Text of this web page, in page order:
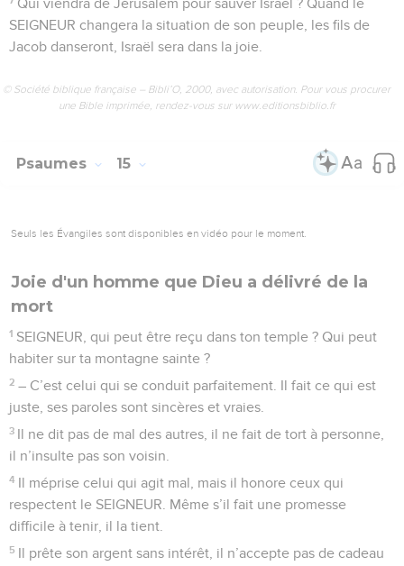
Qui viendra de Jérusalem pour sauver Israël ? Quand le
SEIGNEUR changera la situation de son peuple, les fils de
Jacob danseront, Israël sera dans la joie.
© Société biblique française – Bibli’O, 2000, avec autorisation. Pour vous procurer
une Bible imprimée, rendez-vous sur www.editionsbiblio.fr
Psaumes 15
Seuls les Évangiles sont disponibles en vidéo pour le moment.
Joie d'un homme que Dieu a délivré de la
mort
1 SEIGNEUR, qui peut être reçu dans ton temple ? Qui peut
habiter sur ta montagne sainte ?
2 – C’est celui qui se conduit parfaitement. Il fait ce qui est
juste, ses paroles sont sincères et vraies.
3 Il ne dit pas de mal des autres, il ne fait de tort à personne,
il n’insulte pas son voisin.
4 Il méprise celui qui agit mal, mais il honore ceux qui
respectent le SEIGNEUR. Même s’il fait une promesse
difficile à tenir, il la tient.
5 Il prête son argent sans intérêt, il n’accepte pas de cadeau